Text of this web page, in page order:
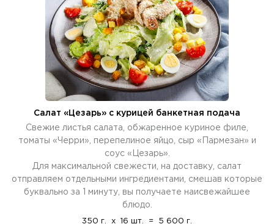
Салат «Цезарь» с курицей банкетная подача
Свежие листья салата, обжаренное куриное филе,
томаты «Черри», перепелиное яйцо, сыр «Пармезан» и
соус «Цезарь».
Для максимальной свежести, на доставку, салат
отправляем отдельными ингредиентами, смешав которые
буквально за 1 минуту, вы получаете наисвежайшее
блюдо.
350 г. x 16 шт. = 5 600 г.